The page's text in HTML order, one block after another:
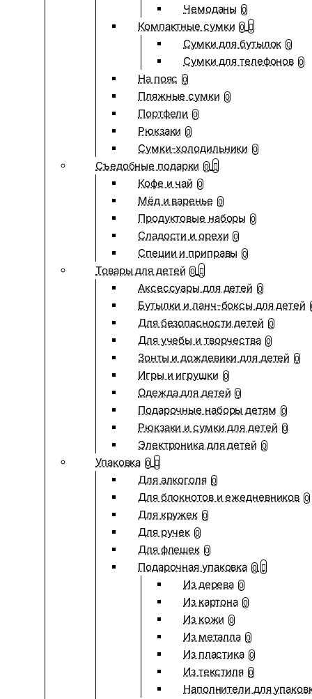
Чемоданы 0
Компактные сумки 0
Сумки для бутылок 0
Сумки для телефонов 0
На пояс 0
Пляжные сумки 0
Портфели 0
Рюкзаки 0
Сумки-холодильники 0
Съедобные подарки 0
Кофе и чай 0
Мёд и варенье 0
Продуктовые наборы 0
Сладости и орехи 0
Специи и приправы 0
Товары для детей 0
Аксессуары для детей 0
Бутылки и ланч-боксы для детей
Для безопасности детей 0
Для учебы и творчества 0
Зонты и дождевики для детей 0
Игры и игрушки 0
Одежда для детей 0
Подарочные наборы детям 0
Рюкзаки и сумки для детей 0
Электроника для детей 0
Упаковка 0
Для алкоголя 0
Для блокнотов и ежедневников 0
Для кружек 0
Для ручек 0
Для флешек 0
Подарочная упаковка 0
Из дерева 0
Из картона 0
Из кожи 0
Из металла 0
Из пластика 0
Из текстиля 0
Наполнители для